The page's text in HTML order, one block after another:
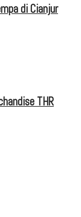
di Cianjur
THR